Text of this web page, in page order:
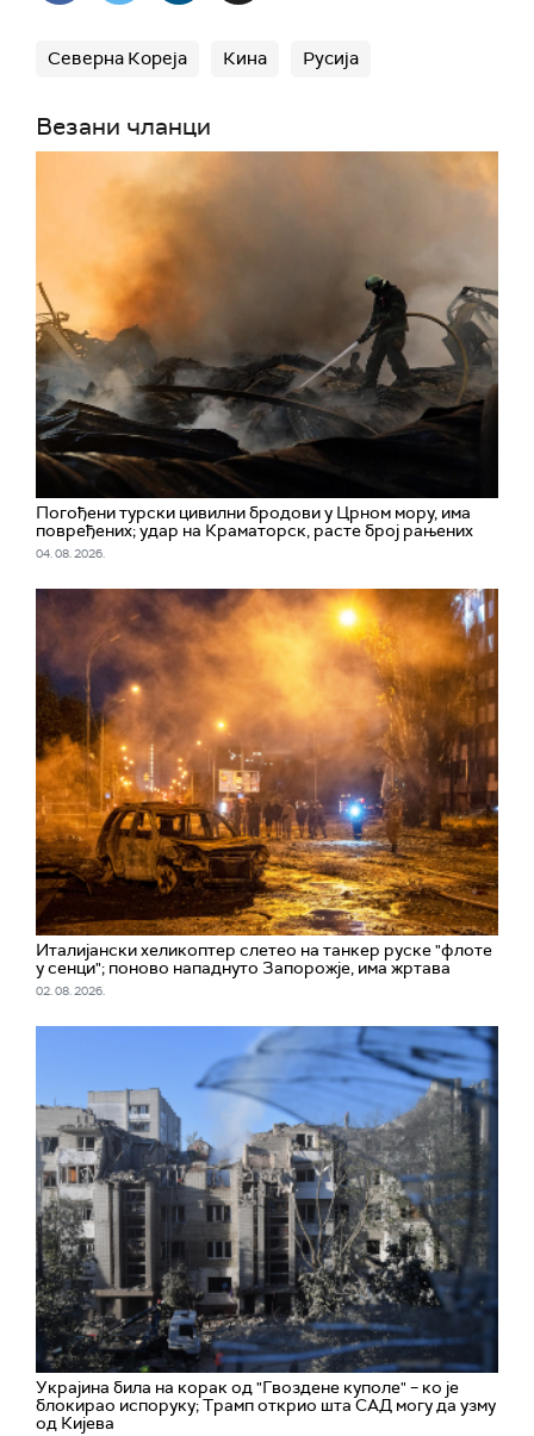
Северна Кореја Кина Русија
Везани чланци
Погођени турски цивилни бродови у Црном мору, има
повређених; удар на Краматорск, расте број рањених
04. 08. 2026.
Италијански хеликоптер слетео на танкер руске "флоте
у сенци"; поново нападнуто Запорожје, има жртава
02. 08. 2026.
Украјина била на корак од "Гвоздене куполе" – ко је
блокирао испоруку; Трамп открио шта САД могу да узму
од Кијева